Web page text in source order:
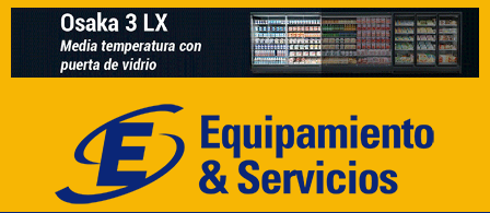
Saltar
contenido